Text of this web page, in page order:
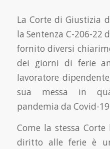
La Corte di Giustizia
la Sentenza C-206-22
fornito diversi
dei giorni di ferie
lavoratore
sua messa in
pandemia da Covid-
Come la stessa
diritto alle ferie è